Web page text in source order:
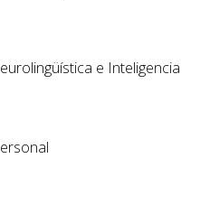
e Inteligencia